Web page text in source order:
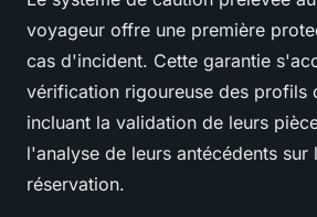
voyageur offre une première
cas d'incident. Cette garantie
vérification rigoureuse des profils
incluant la validation de leurs
l'analyse de leurs antécédents
réservation.